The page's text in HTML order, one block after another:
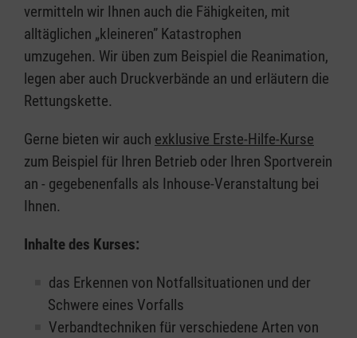
vermitteln wir Ihnen auch die Fähigkeiten, mit
alltäglichen „kleineren” Katastrophen
umzugehen. Wir üben zum Beispiel die Reanimation,
legen aber auch Druckverbände an und erläutern die
Rettungskette.
Gerne bieten wir auch exklusive Erste-Hilfe-Kurse
zum Beispiel für Ihren Betrieb oder Ihren Sportverein
an - gegebenenfalls als Inhouse-Veranstaltung bei
Ihnen.
Inhalte des Kurses:
das Erkennen von Notfallsituationen und der
Schwere eines Vorfalls
Verbandtechniken für verschiedene Arten von